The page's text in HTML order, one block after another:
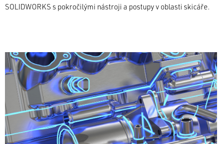
SOLIDWORKS s pokročilými nástroji a postupy v oblasti skicáře.